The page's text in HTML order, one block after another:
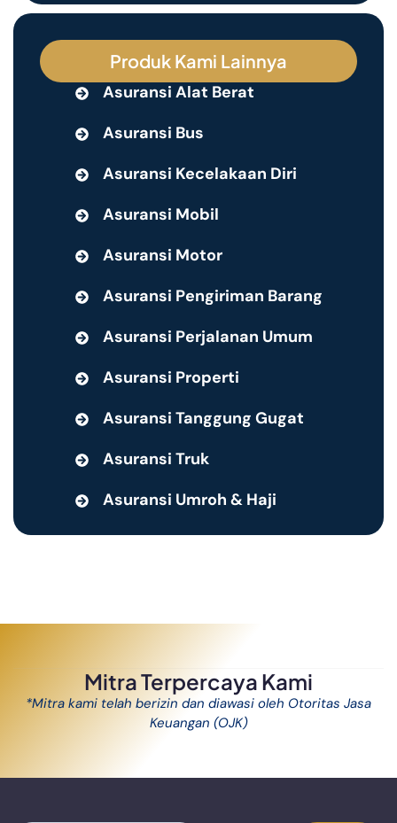
Produk Kami Lainnya
Asuransi Alat Berat
Asuransi Bus
Asuransi Kecelakaan Diri
Asuransi Mobil
Asuransi Motor
Asuransi Pengiriman Barang
Asuransi Perjalanan Umum
Asuransi Properti
Asuransi Tanggung Gugat
Asuransi Truk
Asuransi Umroh & Haji
Mitra Terpercaya Kami
*Mitra kami telah berizin dan diawasi oleh Otoritas Jasa
Keuangan (OJK)